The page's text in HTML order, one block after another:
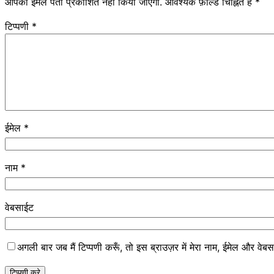
टिप्पणी *
ईमेल *
नाम *
वेबसाईट
अगली बार जब मैं टिप्पणी करूँ, तो इस ब्राउज़र में मेरा नाम, ईमेल और